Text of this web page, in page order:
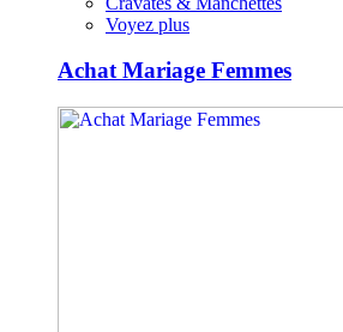
Voyez plus
Achat Mariage Femmes